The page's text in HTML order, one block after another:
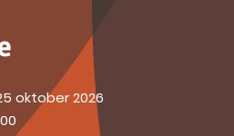
oktober 2026